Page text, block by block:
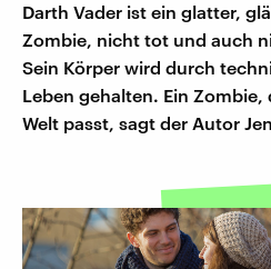
Darth Vader ist ein glatter,
Zombie, nicht tot und auch
Sein Körper wird durch
Leben gehalten. Ein
Welt passt, sagt der Autor